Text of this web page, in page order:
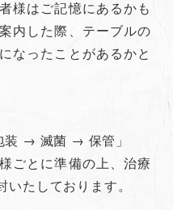
様はご記憶にあるかも
内した際、テーブルの
なったことがあるかと
→ 滅菌 → 保管」
ごとに準備の上、治療
たしております。